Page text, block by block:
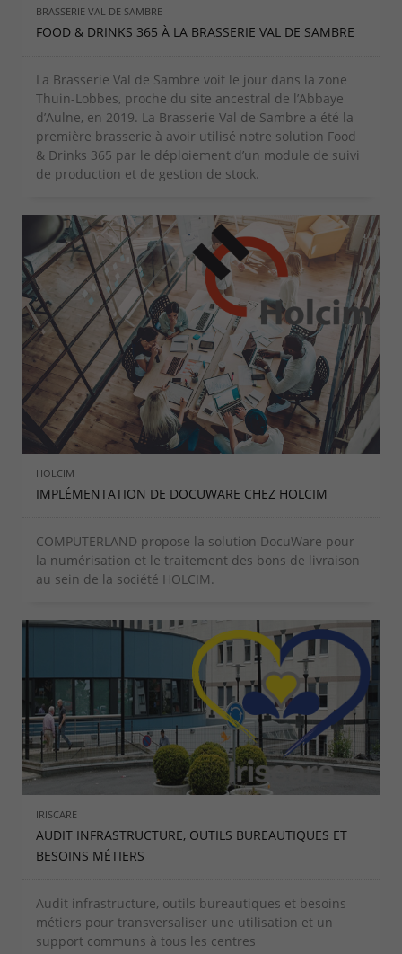
BRASSERIE VAL DE SAMBRE
FOOD & DRINKS 365 À LA BRASSERIE VAL DE SAMBRE
La Brasserie Val de Sambre voit le jour dans la zone
Thuin-Lobbes, proche du site ancestral de l’Abbaye
d’Aulne, en 2019. La Brasserie Val de Sambre a été la
première brasserie à avoir utilisé notre solution Food
& Drinks 365 par le déploiement d’un module de suivi
de production et de gestion de stock.
HOLCIM
IMPLÉMENTATION DE DOCUWARE CHEZ HOLCIM
COMPUTERLAND propose la solution DocuWare pour
la numérisation et le traitement des bons de livraison
au sein de la société HOLCIM.
IRISCARE
AUDIT INFRASTRUCTURE, OUTILS BUREAUTIQUES ET
BESOINS MÉTIERS
Audit infrastructure, outils bureautiques et besoins
métiers pour transversaliser une utilisation et un
support communs à tous les centres